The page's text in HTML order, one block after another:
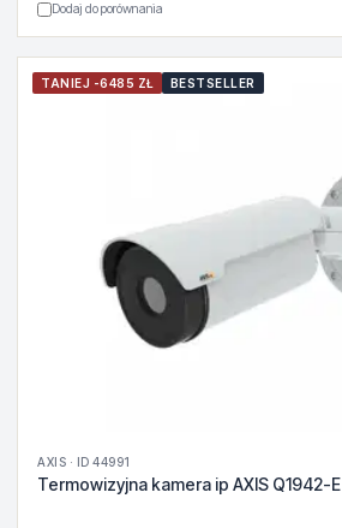
Dodaj do porównania
TANIEJ -6485 ZŁ BESTSELLER
AXIS · ID 44991
Termowizyjna kamera ip AXIS Q1942-E